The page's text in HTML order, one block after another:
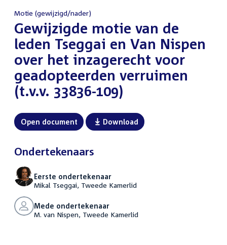
Motie (gewijzigd/nader)
:Gewijzigde motie van de
leden Tseggai en Van Nispen
over het inzagerecht voor
geadopteerden verruimen
(t.v.v. 33836-109)
Open document Download
Ondertekenaars
Eerste ondertekenaar
Mikal Tseggai, Tweede Kamerlid
Mede ondertekenaar
M. van Nispen, Tweede Kamerlid